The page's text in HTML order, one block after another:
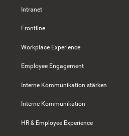
Intranet
Frontline
Workplace Experience
Employee Engagement
Interne Kommunikation stärken
Interne Kommunikation
HR & Employee Experience